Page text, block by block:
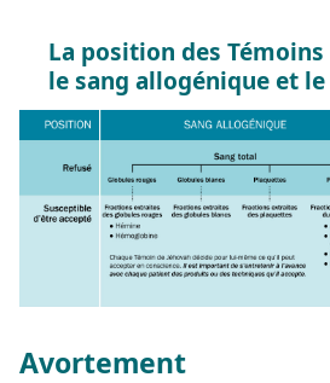
La position des
le sang allogénique et
Avortement